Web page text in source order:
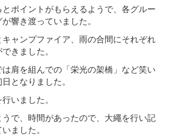
ポイントがもらえるようで、各グルー
響き渡っていました。
ャンプファイア、雨の合間にそれぞれ
きました。
肩を組んでの「栄光の架橋」など笑い
となりました。
いました。
で、時間があったので、大繩を行い記
ました。